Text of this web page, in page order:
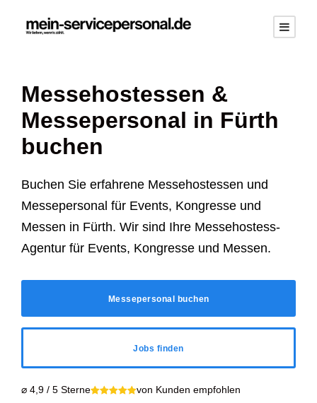
Messehostessen &
Messepersonal in Fürth
buchen
Buchen Sie erfahrene Messehostessen und
Messepersonal für Events, Kongresse und
Messen in Fürth. Wir sind Ihre Messehostess-
Agentur für Events, Kongresse und Messen.
Messepersonal buchen
Jobs finden
⌀ 4,9 / 5 Sterne von Kunden empfohlen